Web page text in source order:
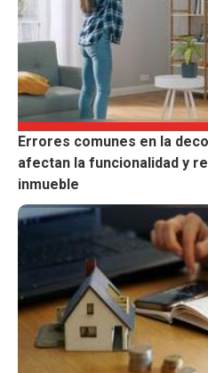
Errores comunes en la
afectan la funcionalidad y
inmueble